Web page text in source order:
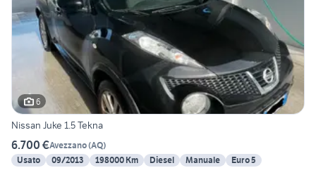
6
Nissan Juke 1.5 Tekna
6.700 €Avezzano(AQ)
Usato
09/2013 198000 Km Diesel Manuale Euro 5